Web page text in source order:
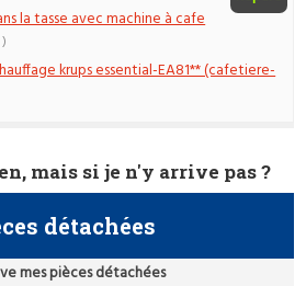
la tasse avec machine à cafe
krups essential-EA81** (cafetiere-
mais si je n'y arrive pas ?
détachées
mes pièces détachées